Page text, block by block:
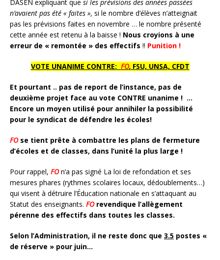
DASEN expliquant que si les prévisions des années passées
n’avaient pas été « faites », si le nombre d’élèves n’atteignait
pas les prévisions faites en novembre … le nombre présenté
cette année est retenu à la baisse ! Nous croyions à une
erreur de « remontée » des effectifs !! Punition !
VOTE UNANIME CONTRE: FO,FSU, UNSA, CFDT
Et pourtant .. pas de report de l’instance, pas de
deuxième projet face au vote CONTRE unanime ! …
Encore un moyen utilisé pour annihiler la possibilité
pour le syndicat de défendre les écoles!
FOse tient prête à combattre les plans de fermeture
d’écoles et de classes, dans l’unité la plus large !
Pour rappel, FO n’a pas signé La loi de refondation et ses
mesures phares (rythmes scolaires locaux, dédoublements…)
qui visent à détruire l’Éducation nationale en s’attaquant au
Statut des enseignants. FO revendique l’allègement
pérenne des effectifs dans toutes les classes.
Selon l’Administration, il ne reste donc que 3.5 postes «
de réserve » pour juin…